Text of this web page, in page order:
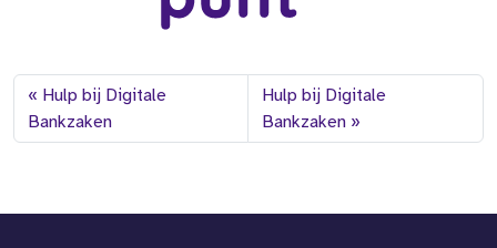
Hulp bij Digitale
Bankzaken
Hulp bij Digitale
Bankzaken